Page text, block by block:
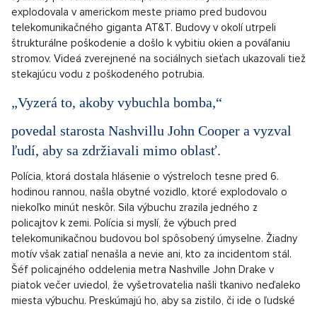
explodovala v americkom meste priamo pred budovou
telekomunikačného giganta AT&T. Budovy v okolí utrpeli
štrukturálne poškodenie a došlo k vybitiu okien a pováľaniu
stromov. Videá zverejnené na sociálnych sieťach ukazovali tiež
stekajúcu vodu z poškodeného potrubia.
„Vyzerá to, akoby vybuchla bomba,“
povedal starosta Nashvillu John Cooper a vyzval
ľudí, aby sa zdržiavali mimo oblasť.
Polícia, ktorá dostala hlásenie o výstreloch tesne pred 6.
hodinou rannou, našla obytné vozidlo, ktoré explodovalo o
niekoľko minút neskôr. Sila výbuchu zrazila jedného z
policajtov k zemi. Polícia si myslí, že výbuch pred
telekomunikačnou budovou bol spôsobený úmyselne. Žiadny
motív však zatiaľ nenašla a nevie ani, kto za incidentom stál.
Šéf policajného oddelenia metra Nashville John Drake v
piatok večer uviedol, že vyšetrovatelia našli tkanivo neďaleko
miesta výbuchu. Preskúmajú ho, aby sa zistilo, či ide o ľudské